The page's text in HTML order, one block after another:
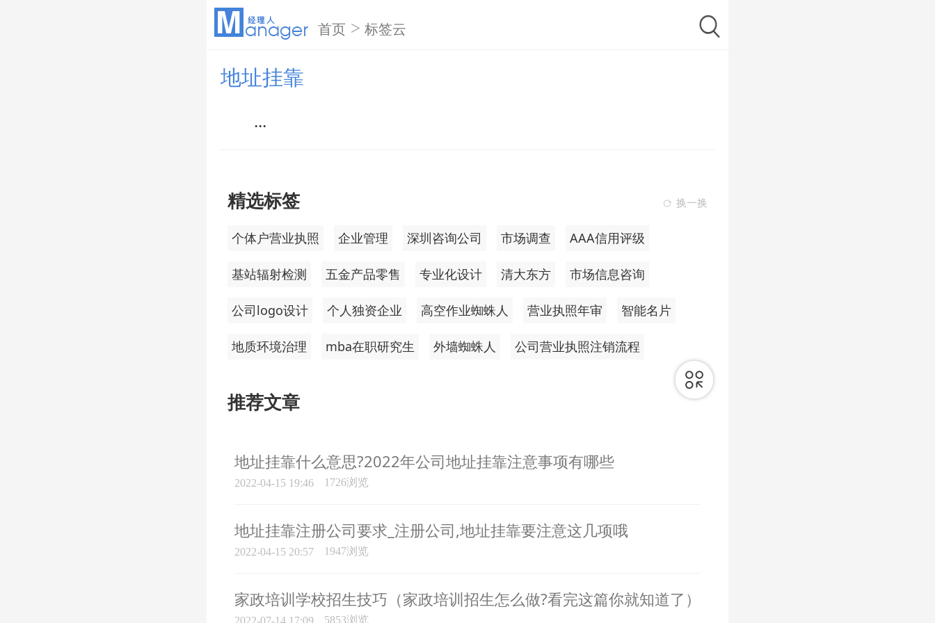
首页 > 标签云
地址挂靠
...
精选标签 换一换
个体户营业执照 企业管理 深圳咨询公司 市场调查 AAA信用评级
基站辐射检测 五金产品零售 专业化设计 清大东方 市场信息咨询
公司logo设计 个人独资企业 高空作业蜘蛛人 营业执照年审 智能名片
地质环境治理 mba在职研究生 外墙蜘蛛人 公司营业执照注销流程
推荐文章
地址挂靠什么意思?2022年公司地址挂靠注意事项有哪些
2022-04-15 19:46 1726浏览
地址挂靠注册公司要求_注册公司,地址挂靠要注意这几项哦
2022-04-15 20:57 1947浏览
家政培训学校招生技巧（家政培训招生怎么做?看完这篇你就知道了）
2022-07-14 17:09 5853浏览